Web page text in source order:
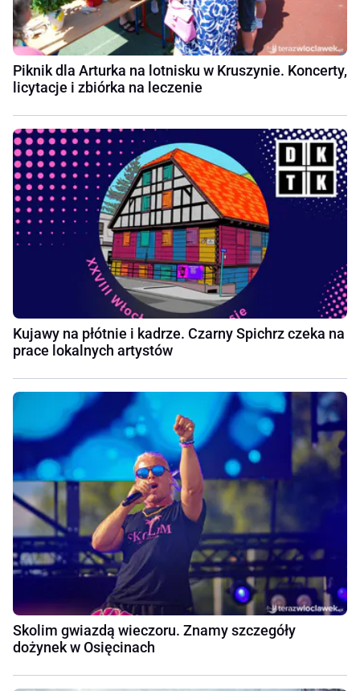
Piknik dla Arturka na lotnisku w Kruszynie. Koncerty,
licytacje i zbiórka na leczenie
Kujawy na płótnie i kadrze. Czarny Spichrz czeka na
prace lokalnych artystów
Skolim gwiazdą wieczoru. Znamy szczegóły
dożynek w Osięcinach